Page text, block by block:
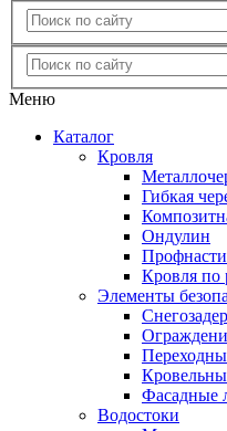
Меню
Каталог
Кровля
Гибкая
Ондулин
Кровля по
Элементы
Фасадные
Водостоки